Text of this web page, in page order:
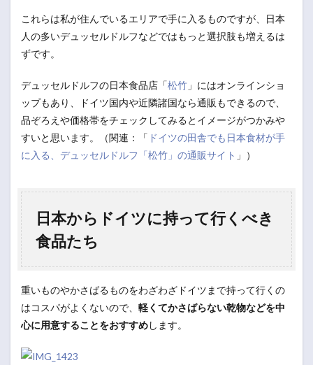
これらは私が住んでいるエリアで手に入るものですが、日本
人の多いデュッセルドルフなどではもっと選択肢も増えるは
ずです。
デュッセルドルフの日本食品店「松竹 」にはオンラインショ
ップもあり、ドイツ国内や近隣諸国なら通販もできるので、
品ぞろえや価格帯をチェックしてみるとイメージがつかみや
すいと思います。（関連：「 ドイツの田舎でも日本食材が手
に入る、デュッセルドルフ「松竹」の通販サイト 」）
日本からドイツに持って行くべき
食品たち
重いものやかさばるものをわざわざドイツまで持って行くの
はコスパがよくないので、 軽くてかさばらない乾物などを中
心に用意することをおすすめします。